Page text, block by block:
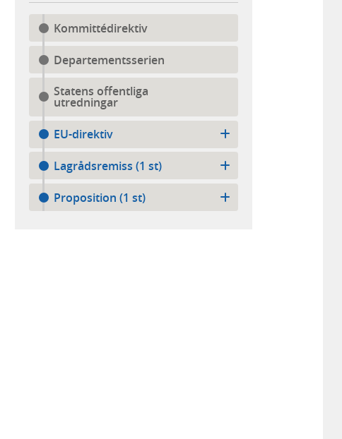
Kommittédirektiv
Departementsserien
Statens offentliga
utredningar
EU-direktiv
Lagrådsremiss (1 st)
Proposition (1 st)